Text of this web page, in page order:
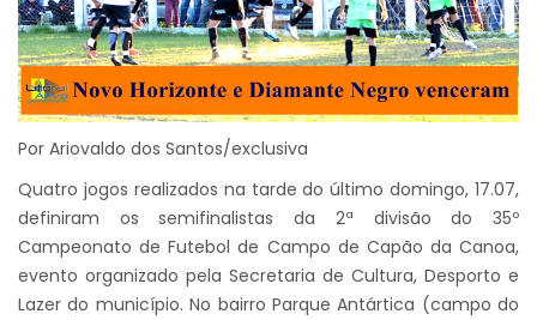
Por Ariovaldo dos Santos/exclusiva
Quatro jogos realizados na tarde do último domingo, 17.07,
definiram os semifinalistas da 2ª divisão do 35º
Campeonato de Futebol de Campo de Capão da Canoa,
evento organizado pela Secretaria de Cultura, Desporto e
Lazer do município. No bairro Parque Antártica (campo do